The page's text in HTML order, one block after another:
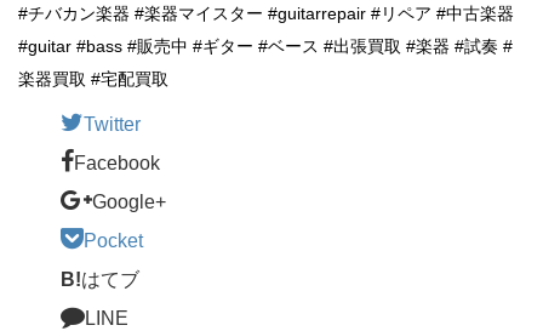
#チバカン楽器 #楽器マイスター #guitarrepair #リペア #中古楽器
#guitar #bass #販売中 #ギター #ベース #出張買取 #楽器 #試奏 #
楽器買取 #宅配買取
Twitter
Facebook
Google+
Pocket
B!はてブ
LINE